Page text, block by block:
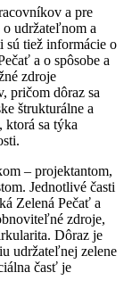
a pre
udržateľnom a
sú tiež informácie o
a o spôsobe a
zdroje
pričom dôraz sa
štrukturálne a
ktorá sa týka
– projektantom,
Jednotlivé časti
Zelená Pečať a
zdroje,
Dôraz je
udržateľnej zelene
časť je